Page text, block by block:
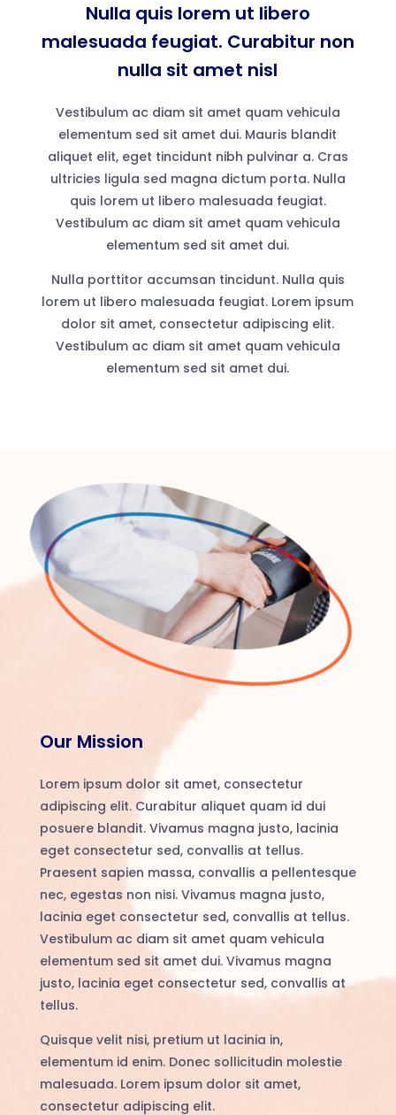
Nulla quis lorem ut libero
malesuada feugiat. Curabitur non
nulla sit amet nisl
Vestibulum ac diam sit amet quam vehicula
elementum sed sit amet dui. Mauris blandit
aliquet elit, eget tincidunt nibh pulvinar a. Cras
ultricies ligula sed magna dictum porta. Nulla
quis lorem ut libero malesuada feugiat.
Vestibulum ac diam sit amet quam vehicula
elementum sed sit amet dui.
Nulla porttitor accumsan tincidunt. Nulla quis
lorem ut libero malesuada feugiat. Lorem ipsum
dolor sit amet, consectetur adipiscing elit.
Vestibulum ac diam sit amet quam vehicula
elementum sed sit amet dui.
Our Mission
Lorem ipsum dolor sit amet, consectetur
adipiscing elit. Curabitur aliquet quam id dui
posuere blandit. Vivamus magna justo, lacinia
eget consectetur sed, convallis at tellus.
Praesent sapien massa, convallis a pellentesque
nec, egestas non nisi. Vivamus magna justo,
lacinia eget consectetur sed, convallis at tellus.
Vestibulum ac diam sit amet quam vehicula
elementum sed sit amet dui. Vivamus magna
justo, lacinia eget consectetur sed, convallis at
tellus.
Quisque velit nisi, pretium ut lacinia in,
elementum id enim. Donec sollicitudin molestie
malesuada. Lorem ipsum dolor sit amet,
consectetur adipiscing elit.